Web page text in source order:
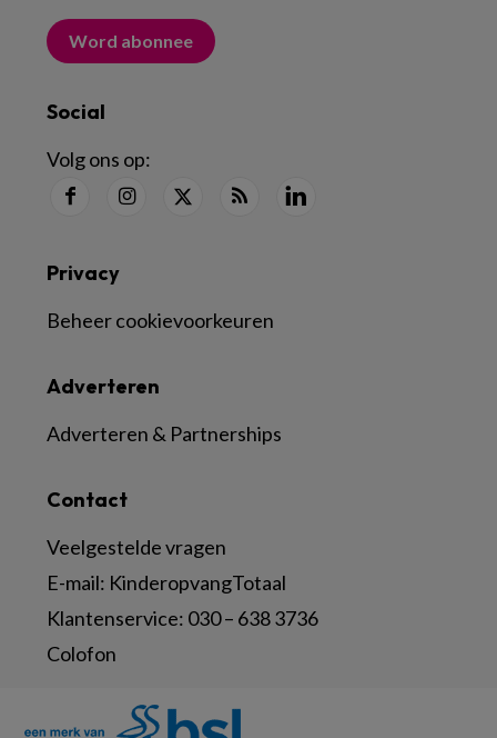
Word abonnee
Social
Volg ons op:
Contact
Veelgestelde vragen
E-mail: KinderopvangTotaal
Klantenservice: 030 – 638 3736
Colofon
Adverteren
Adverteren & Partnerships
Privacy
Beheer cookievoorkeuren